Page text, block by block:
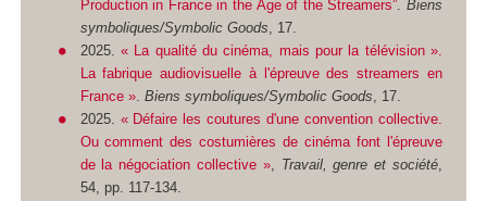
Production in France in the Age of the Streamers”. Biens
symboliques/Symbolic Goods, 17.
2025. « La qualité du cinéma, mais pour la télévision ».
La fabrique audiovisuelle à l'épreuve des streamers en
France ». Biens symboliques/Symbolic Goods, 17.
2025. « Défaire les coutures d'une convention collective.
Ou comment des costumières de cinéma font l'épreuve
de la négociation collective », Travail, genre et société,
54, pp. 117-134.